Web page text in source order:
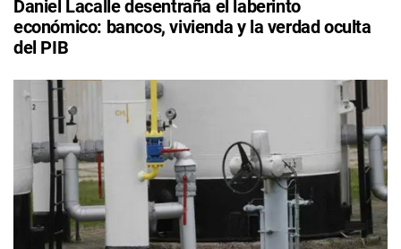
Daniel Lacalle desentraña el laberinto
económico: bancos, vivienda y la verdad oculta
del PIB